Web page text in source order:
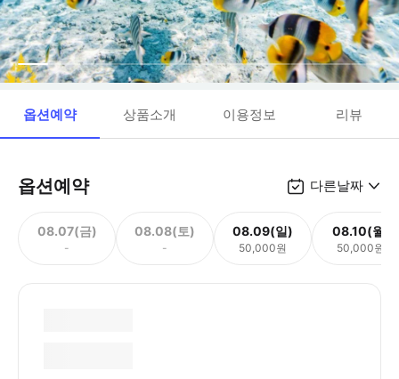
옵션예약 상품소개 이용정보 리뷰
옵션예약 다른날짜
08.07(금)
-
08.08(토)
-
08.09(일)
50,000원
08.10(월)
50,000원